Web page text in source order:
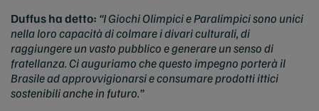
Duffus ha detto: “I Giochi Olimpici e Paralimpici sono unici
nella loro capacità di colmare i divari culturali, di
raggiungere un vasto pubblico e generare un senso di
fratellanza. Ci auguriamo che questo impegno porterà il
Brasile ad approvvigionarsi e consumare prodotti ittici
sostenibili anche in futuro.”